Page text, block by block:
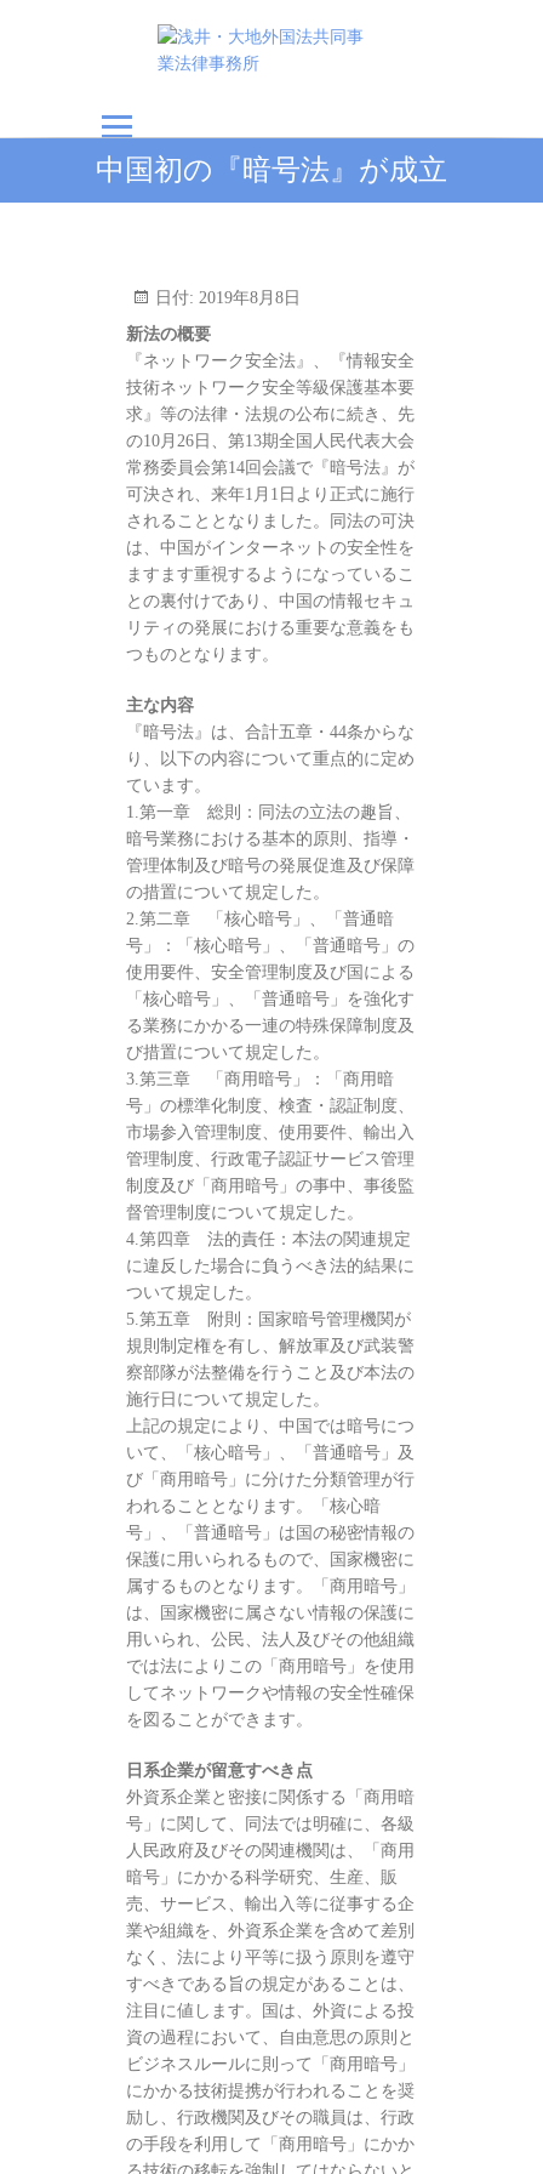
浅井・大地外国法共
同事業法律事務所
中国初の『暗号法』が成立
日付: 2019年8月8日
新法の概要
『ネットワーク安全法』、『情報安全
技術ネットワーク安全等級保護基本要
求』等の法律・法規の公布に続き、先
の10月26日、第13期全国人民代表大会
常務委員会第14回会議で『暗号法』が
可決され、来年1月1日より正式に施行
されることとなりました。同法の可決
は、中国がインターネットの安全性を
ますます重視するようになっているこ
との裏付けであり、中国の情報セキュ
リティの発展における重要な意義をも
つものとなります。
主な内容
『暗号法』は、合計五章・44条からな
り、以下の内容について重点的に定め
ています。
1.第一章 総則：同法の立法の趣旨、
暗号業務における基本的原則、指導・
管理体制及び暗号の発展促進及び保障
の措置について規定した。
2.第二章 「核心暗号」、「普通暗
号」：「核心暗号」、「普通暗号」の
使用要件、安全管理制度及び国による
「核心暗号」、「普通暗号」を強化す
る業務にかかる一連の特殊保障制度及
び措置について規定した。
3.第三章 「商用暗号」：「商用暗
号」の標準化制度、検査・認証制度、
市場参入管理制度、使用要件、輸出入
管理制度、行政電子認証サービス管理
制度及び「商用暗号」の事中、事後監
督管理制度について規定した。
4.第四章 法的責任：本法の関連規定
に違反した場合に負うべき法的結果に
ついて規定した。
5.第五章 附則：国家暗号管理機関が
規則制定権を有し、解放軍及び武装警
察部隊が法整備を行うこと及び本法の
施行日について規定した。
上記の規定により、中国では暗号につ
いて、「核心暗号」、「普通暗号」及
び「商用暗号」に分けた分類管理が行
われることとなります。「核心暗
号」、「普通暗号」は国の秘密情報の
保護に用いられるもので、国家機密に
属するものとなります。「商用暗号」
は、国家機密に属さない情報の保護に
用いられ、公民、法人及びその他組織
では法によりこの「商用暗号」を使用
してネットワークや情報の安全性確保
を図ることができます。
日系企業が留意すべき点
外資系企業と密接に関係する「商用暗
号」に関して、同法では明確に、各級
人民政府及びその関連機関は、「商用
暗号」にかかる科学研究、生産、販
売、サービス、輸出入等に従事する企
業や組織を、外資系企業を含めて差別
なく、法により平等に扱う原則を遵守
すべきである旨の規定があることは、
注目に値します。国は、外資による投
資の過程において、自由意思の原則と
ビジネスルールに則って「商用暗号」
にかかる技術提携が行われることを奨
励し、行政機関及びその職員は、行政
の手段を利用して「商用暗号」にかか